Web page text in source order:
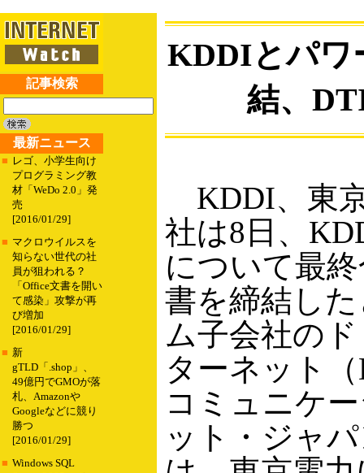
記事検索
最新ニュース
■ レゴ、小学生向け
プログラミング教
材「WeDo 2.0」発
売
[2016/01/29]
■ マクロウイルスを
知らない世代の社
員が狙われる？
「Office文書を開い
て感染」攻撃が再
び増加
[2016/01/29]
■ 新
gTLD「.shop」、
49億円でGMOが落
札、Amazonや
Googleなどに競り
勝つ
[2016/01/29]
■ Windows SQL
KDDIとパワ
結、
KDDI、東
社は8日、
について最
書を締結し
ム子会社の
ターネット
コミュニケ
ット・ジャ